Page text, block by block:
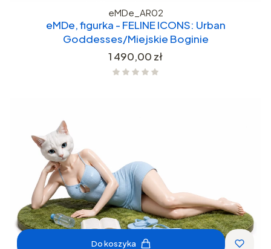
eMDe_AR02
eMDe, figurka - FELINE ICONS: Urban
Goddesses/Miejskie Boginie
Cena
1 490,00 zł
Do koszyka